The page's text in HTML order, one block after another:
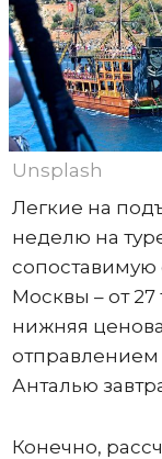
Unsplash
Легкие на
неделю на
сопоставимую
Москвы – от 27
нижняя
отправлением
Анталью
Конечно,